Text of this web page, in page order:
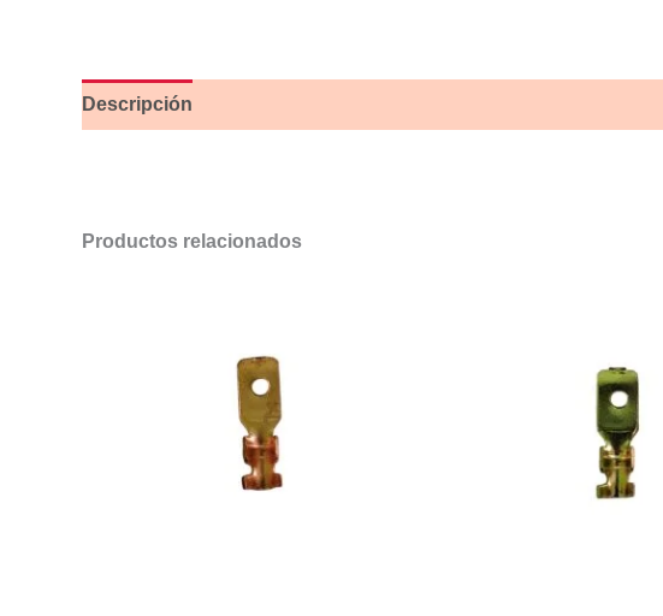
Descripción
Productos relacionados